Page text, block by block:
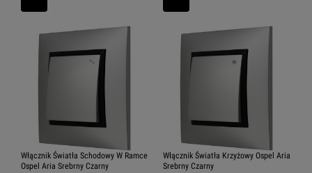
Włącznik Światła Schodowy W Ramce
Ospel Aria Srebrny Czarny
Włącznik Światła Krzyżowy Ospel Aria
Srebrny Czarny